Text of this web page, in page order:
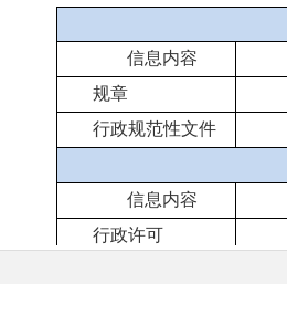
信息内容
规章
行政规范性文件
信息内容
行政许可